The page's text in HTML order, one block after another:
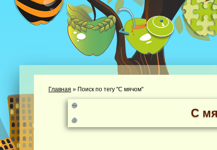
Главная » Поиск по тегу "С мячом"
С